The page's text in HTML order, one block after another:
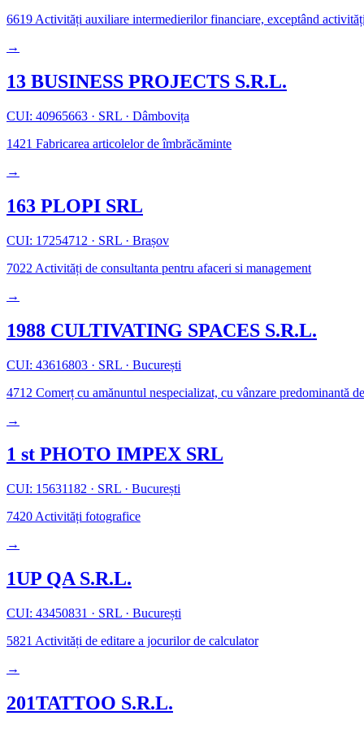
6619 Activități auxiliare intermedierilor financiare, exceptând
→
13 BUSINESS PROJECTS S.R.L.
CUI: 40965663 · SRL · Dâmbovița
1421 Fabricarea articolelor de îmbrăcăminte
→
163 PLOPI SRL
CUI: 17254712 · SRL · Brașov
7022 Activități de consultanta pentru afaceri si management
→
1988 CULTIVATING SPACES S.R.L.
CUI: 43616803 · SRL · București
4712 Comerț cu amănuntul nespecializat, cu vânzare predominantă
→
1 st PHOTO IMPEX SRL
CUI: 15631182 · SRL · București
7420 Activități fotografice
→
1UP QA S.R.L.
CUI: 43450831 · SRL · București
5821 Activități de editare a jocurilor de calculator
→
201TATTOO S.R.L.